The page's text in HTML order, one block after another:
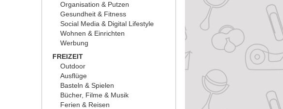
Organisation & Putzen
Gesundheit & Fitness
Social Media & Digital Lifestyle
Wohnen & Einrichten
Werbung
FREIZEIT
Outdoor
Ausflüge
Basteln & Spielen
Bücher, Filme & Musik
Ferien & Reisen